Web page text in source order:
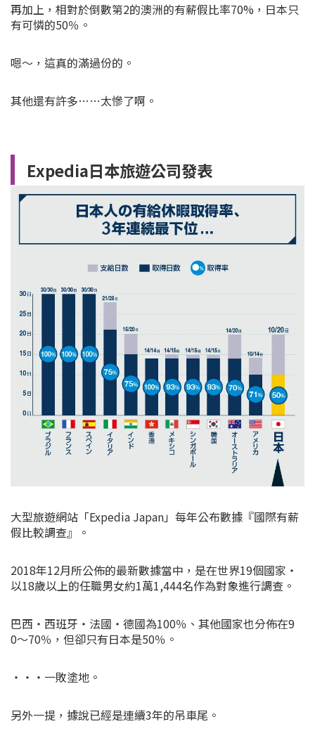
再加上，相對於倒數第2的澳洲的有薪假比率70%，日本只
有可憐的50％。
嗯～，這真的滿過份的。
其他還有許多……太慘了啊。
Expedia日本旅遊公司發表
大型旅遊網站「Expedia Japan」每年公布數據『國際有薪
假比較調查』。
2018年12月所公佈的最新數據當中，是在世界19個國家・
以18歲以上的任職男女約1萬1,444名作為對象進行調查。
巴西・西班牙・法國・德國為100％、其他國家也分佈在9
0〜70％，但卻只有日本是50％。
・・・一敗塗地。
另外一提，據說已經是連續3年的吊車尾。